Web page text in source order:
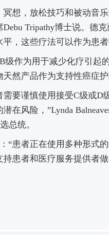
冥想，放松技巧和被动音
Tripathy博士说。德
，这些疗法可以作为患
级作为用于减少化疗引起
然产品作为支持性癌症
需要谨慎使用接受C级或D
在风险，”Lynda
总统。
“患者正在使用多种形式
患者和医疗服务提供者